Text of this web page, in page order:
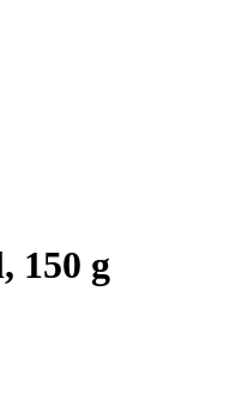
150 g